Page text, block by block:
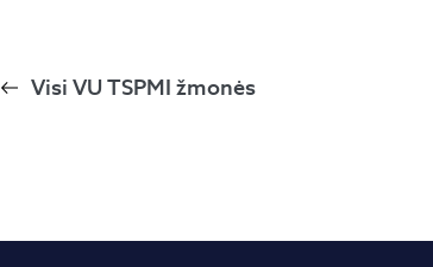
Visi VU TSPMI žmonės